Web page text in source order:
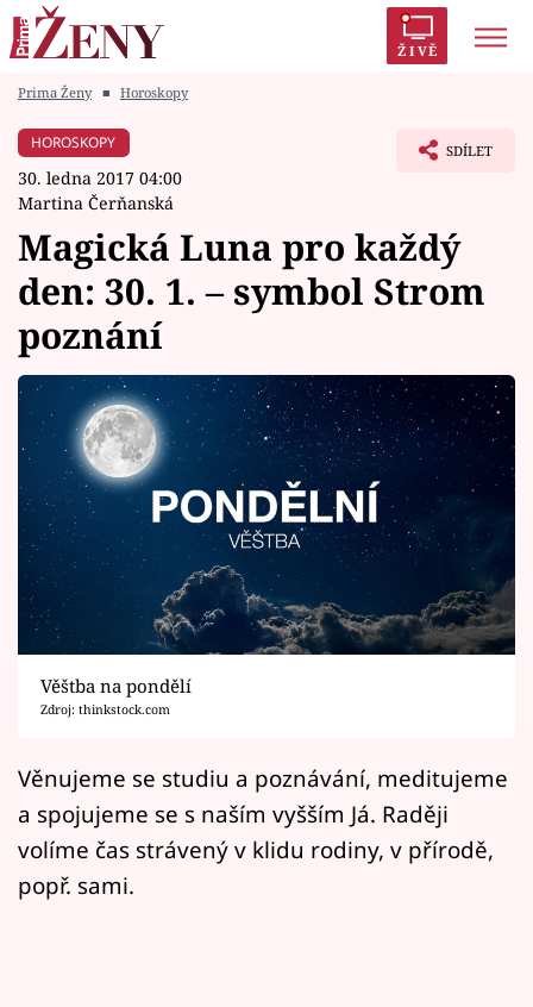
ŽIVĚ
Módní alarm
Témata
Celebrity
Vztahy
Seriály
Horoskopy
Sledujte prima+
Filmový festival Karlovy Vary
Pořady
Mámy sobě
Přihlášení
Prima Ženy ■ Horoskopy
HOROSKOPY
30. ledna 2017 04:00
Martina Čerňanská
SDÍLET
Magická Luna pro každý
den: 30. 1. – symbol Strom
poznání
Věštba na pondělí
Zdroj: thinkstock.com
Věnujeme se studiu a poznávání, meditujeme
a spojujeme se s naším vyšším Já. Raději
volíme čas strávený v klidu rodiny, v přírodě,
popř. sami.